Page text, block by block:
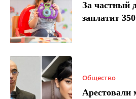
За частный
заплатит
Общество
Арестовали